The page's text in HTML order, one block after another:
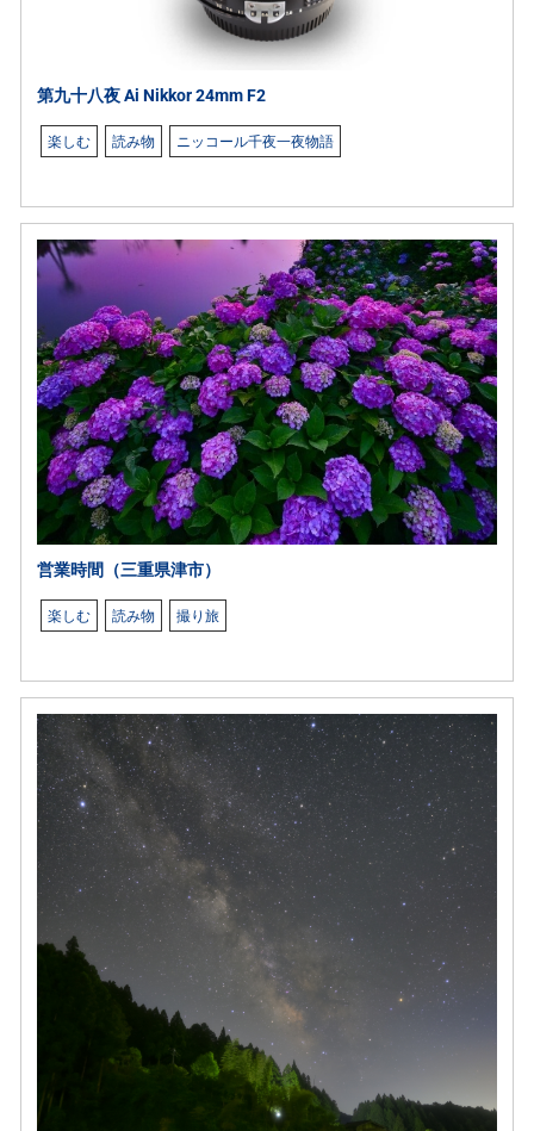
第九十八夜 Ai Nikkor 24mm F2
楽しむ 読み物 ニッコール千夜一夜物語
営業時間（三重県津市）
楽しむ 読み物 撮り旅